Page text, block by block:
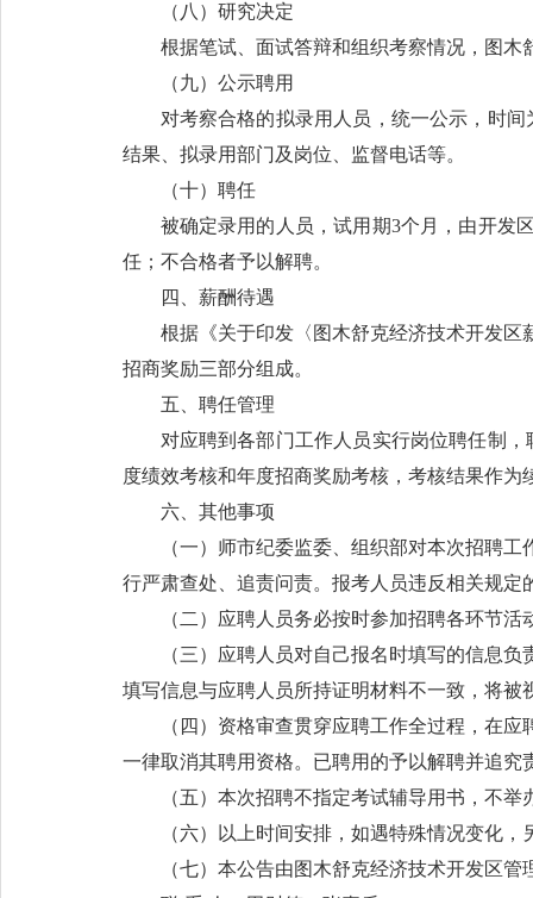
（八）研究决定
根据笔试、面试答辩和组织考察情况，图
（九）公示聘用
对考察合格的拟录用人员，统一公示，时
结果、拟录用部门及岗位、监督电话等。
（十）聘任
被确定录用的人员，试用期3个月，由开发
任；不合格者予以解聘。
四、薪酬待遇
根据《关于印发〈图木舒克经济技术开发
招商奖励三部分组成。
五、聘任管理
对应聘到各部门工作人员实行岗位聘任制
度绩效考核和年度招商奖励考核，考核结果作为
六、其他事项
（一）师市纪委监委、组织部对本次招聘
行严肃查处、追责问责。报考人员违反相关规
（二）应聘人员务必按时参加招聘各环节
（三）应聘人员对自己报名时填写的信息
填写信息与应聘人员所持证明材料不一致，将
（四）资格审查贯穿应聘工作全过程，在
一律取消其聘用资格。已聘用的予以解聘并追究
（五）本次招聘不指定考试辅导用书，不
（六）以上时间安排，如遇特殊情况变化，
（七）本公告由图木舒克经济技术开发区管